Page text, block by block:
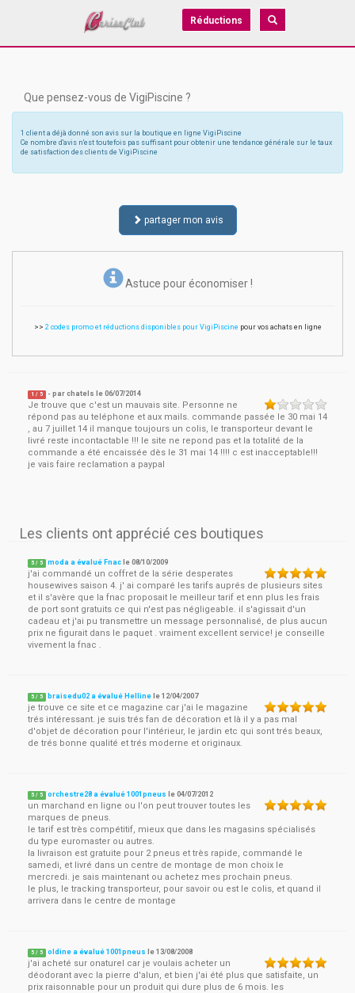
Réductions
Que pensez-vous de VigiPiscine ?
1 client a déjà donné son avis sur la boutique en ligne VigiPiscine
Ce nombre d'avis n'est toutefois pas suffisant pour obtenir une tendance générale sur le taux
de satisfaction des clients de VigiPiscine
partager mon avis
Astuce pour économiser !
>> 2 codes promo et réductions disponibles pour VigiPiscine pour vos achats en ligne
1 / 5 - parchatels le06/07/2014
Je trouve que c'est un mauvais site. Personne ne
répond pas au teléphone et aux mails. commande passée le 30 mai 14
, au 7 juillet 14 il manque toujours un colis, le transporteur devant le
livré reste incontactable !!! le site ne repond pas et la totalité de la
commande a été encaissée dès le 31 mai 14 !!!! c est inacceptable!!!
je vais faire reclamation a paypal
Les clients ont apprécié ces boutiques
5 / 5 moda a évalué Fnac le08/10/2009
j'ai commandé un coffret de la série desperates
housewives saison 4. j' ai comparé les tarifs auprés de plusieurs sites
et il s'avère que la fnac proposait le meilleur tarif et enn plus les frais
de port sont gratuits ce qui n'est pas négligeable. il s'agissait d'un
cadeau et j'ai pu transmettre un message personnalisé, de plus aucun
prix ne figurait dans le paquet . vraiment excellent service! je conseille
vivement la fnac .
5 / 5 braisedu02 a évalué Helline le12/04/2007
je trouve ce site et ce magazine car j'ai le magazine
trés intéressant. je suis trés fan de décoration et là il y a pas mal
d'objet de décoration pour l'intérieur, le jardin etc qui sont trés beaux,
de trés bonne qualité et trés moderne et originaux.
5 / 5 orchestre28 a évalué 1001pneus le04/07/2012
un marchand en ligne ou l'on peut trouver toutes les
marques de pneus.
le tarif est très compétitif, mieux que dans les magasins spécialisés
du type euromaster ou autres.
la livraison est gratuite pour 2 pneus et très rapide, commandé le
samedi, et livré dans un centre de montage de mon choix le
mercredi. je sais maintenant ou achetez mes prochain pneus.
le plus, le tracking transporteur, pour savoir ou est le colis, et quand il
arrivera dans le centre de montage
5 / 5 oldine a évalué 1001pneus le13/08/2008
j'ai acheté sur onaturel car je voulais acheter un
déodorant avec la pierre d'alun, et bien j'ai été plus que satisfaite, un
prix raisonnable pour un produit qui dure plus de 6 mois. les